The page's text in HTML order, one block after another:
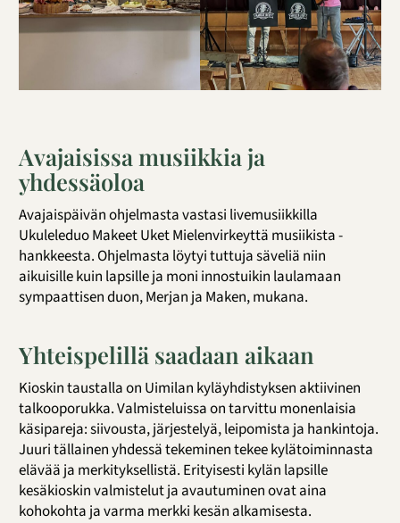
Avajaisissa musiikkia ja
yhdessäoloa
Avajaispäivän ohjelmasta vastasi livemusiikkilla
Ukuleleduo Makeet Uket Mielenvirkeyttä musiikista -
hankkeesta. Ohjelmasta löytyi tuttuja säveliä niin
aikuisille kuin lapsille ja moni innostuikin laulamaan
sympaattisen duon, Merjan ja Maken, mukana.
Yhteispelillä saadaan aikaan
Kioskin taustalla on Uimilan kyläyhdistyksen aktiivinen
talkooporukka. Valmisteluissa on tarvittu monenlaisia
käsipareja: siivousta, järjestelyä, leipomista ja hankintoja.
Juuri tällainen yhdessä tekeminen tekee kylätoiminnasta
elävää ja merkityksellistä. Erityisesti kylän lapsille
kesäkioskin valmistelut ja avautuminen ovat aina
kohokohta ja varma merkki kesän alkamisesta.